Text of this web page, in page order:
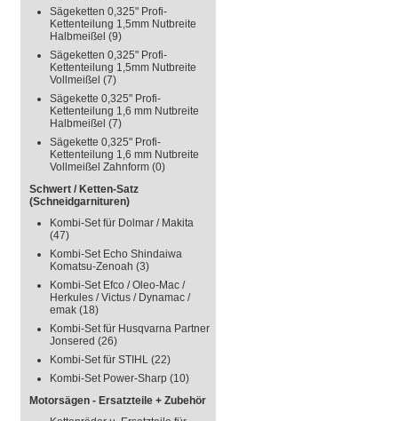
Sägeketten 0,325" Profi-
Kettenteilung 1,5mm Nutbreite
Halbmeißel (9)
Sägeketten 0,325" Profi-
Kettenteilung 1,5mm Nutbreite
Vollmeißel (7)
Sägekette 0,325" Profi-
Kettenteilung 1,6 mm Nutbreite
Halbmeißel (7)
Sägekette 0,325" Profi-
Kettenteilung 1,6 mm Nutbreite
Vollmeißel Zahnform (0)
Schwert / Ketten-Satz
(Schneidgarnituren)
Kombi-Set für Dolmar / Makita
(47)
Kombi-Set Echo Shindaiwa
Komatsu-Zenoah (3)
Kombi-Set Efco / Oleo-Mac /
Herkules / Victus / Dynamac /
emak (18)
Kombi-Set für Husqvarna Partner
Jonsered (26)
Kombi-Set für STIHL (22)
Kombi-Set Power-Sharp (10)
Motorsägen - Ersatzteile + Zubehör